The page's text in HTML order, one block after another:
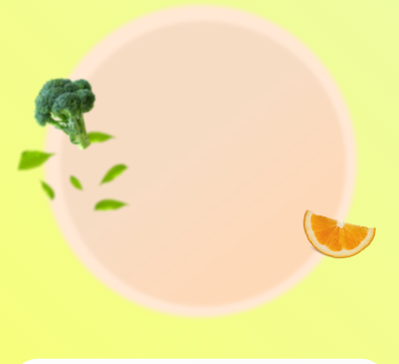
ВНИМАНИЕ!
действует акция «Повышение
тарифа». Это означает, что
оформляя заявку на тариф «Я сам» -
вы получите тариф «С куратором»,
и оформляя тариф «С куратором»,
вы получите тариф
«Максимальный».
Варианты участия